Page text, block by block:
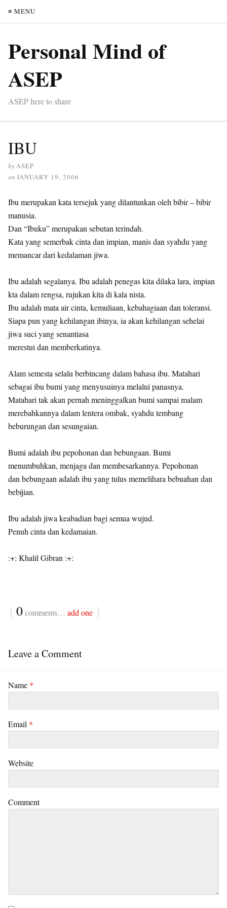
≡ MENU
Personal Mind of
ASEP
ASEP here to share
IBU
byASEP
on JANUARY 19, 2006
Ibu merupakan kata tersejuk yang dilantunkan oleh bibir – bibir
manusia.
Dan “Ibuku” merupakan sebutan terindah.
Kata yang semerbak cinta dan impian, manis dan syahdu yang
memancar dari kedalaman jiwa.
Ibu adalah segalanya. Ibu adalah penegas kita dilaka lara, impian
kta dalam rengsa, rujukan kita di kala nista.
Ibu adalah mata air cinta, kemuliaan, kebahagiaan dan toleransi.
Siapa pun yang kehilangan ibinya, ia akan kehilangan sehelai
jiwa suci yang senantiasa
merestui dan memberkatinya.
Alam semesta selalu berbincang dalam bahasa ibu. Matahari
sebagai ibu bumi yang menyusuinya melalui panasnya.
Matahari tak akan pernah meninggalkan bumi sampai malam
merebahkannya dalam lentera ombak, syahdu tembang
beburungan dan sesungaian.
Bumi adalah ibu pepohonan dan bebungaan. Bumi
menumbuhkan, menjaga dan membesarkannya. Pepohonan
dan bebungaan adalah ibu yang tulus memelihara bebuahan dan
bebijian.
Ibu adalah jiwa keabadian bagi semua wujud.
Penuh cinta dan kedamaian.
:+: Khalil Gibran :+:
{ 0comments… add one }
Leave a Comment
Name *
Email *
Website
Comment